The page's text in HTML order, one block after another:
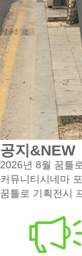
공지&NEW
2026년 8월 꿈틀
커뮤니티시네마
꿈틀로 기획전시